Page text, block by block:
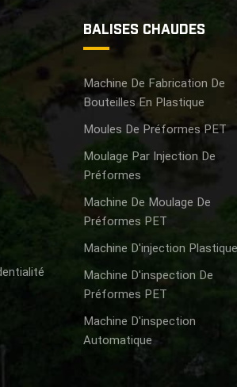
BALISES CHAUDES
Machine De Fabrication De
Bouteilles En Plastique
Moules De Préformes PET
Moulage Par Injection De
Préformes
Machine De Moulage De
Préformes PET
Machine D'injection Plastique
Machine D'inspection De
Préformes PET
Machine D'inspection
Automatique